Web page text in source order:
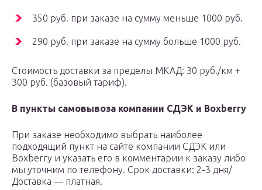
350 руб. при заказе на сумму меньше 1000 руб.
290 руб. при заказе на сумму больше 1000 руб.
Стоимость доставки за пределы МКАД: 30 руб./км +
300 руб. (базовый тариф).
В пункты самовывоза компании СДЭК и Boxberry
При заказе необходимо выбрать наиболее
подходящий пункт на сайте компании СДЭК или
Boxberry и указать его в комментарии к заказу либо
мы уточним по телефону. Срок доставки: 2-3 дня/
Доставка — платная.